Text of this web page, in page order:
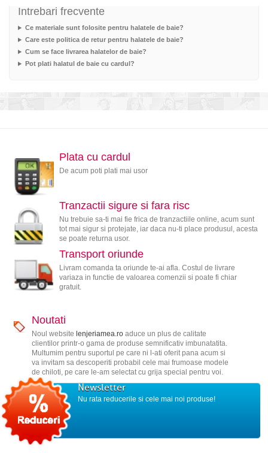
Intrebari frecvente
Ce materiale sunt folosite pentru halatele de baie?
Care este politica de retur pentru halatele de baie?
Cum se face livrarea halatelor de baie?
Pot plati halatul de baie cu cardul?
Plata cu cardul
De acum poti plati mai usor
Tranzactii sigure si fara risc
Nu trebuie sa-ti mai fie frica de tranzactiile online, acum sunt
tot mai sigur si protejate, iar daca nu-ti place produsul, acesta
se poate returna usor.
Transport oriunde
Livram comanda ta oriunde te-ai afla. Costul de livrare
variaza in functie de valoarea comenzii si poate fi chiar
gratuit.
Noutati
Noul website lenjeriamea.roaduce un plus de calitate
clientilor printr-o gama de produse semnificativ imbunatatita.
Multumim pentru suportul pe care ni l-ati oferit pana acum si
va invitam sa descoperiti probabil cele mai frumoase modele
de chiloti, pe care le-am selectat cu grija special pentru voi.
Newsletter
Nu rata reducerile si cele mai noi produse!